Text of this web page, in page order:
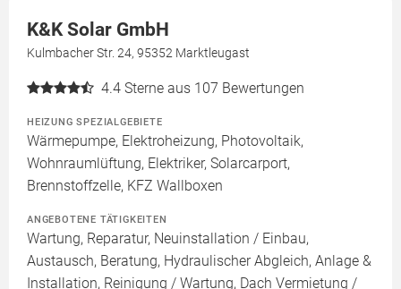
K&K Solar GmbH
Kulmbacher Str. 24, 95352 Marktleugast
4.4 Sterne aus 107 Bewertungen
HEIZUNG SPEZIALGEBIETE
Wärmepumpe, Elektroheizung, Photovoltaik,
Wohnraumlüftung, Elektriker, Solarcarport,
Brennstoffzelle, KFZ Wallboxen
ANGEBOTENE TÄTIGKEITEN
Wartung, Reparatur, Neuinstallation / Einbau,
Austausch, Beratung, Hydraulischer Abgleich, Anlage &
Installation, Reinigung / Wartung, Dach Vermietung /